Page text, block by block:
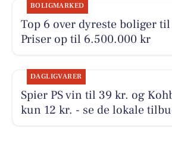
BOLIGMARKED
Top 6 over dyreste boliger
Priser op til 6.500.000 kr
DAGLIGVARER
Spier PS vin til 39 kr. og
kun 12 kr. - se de lokale